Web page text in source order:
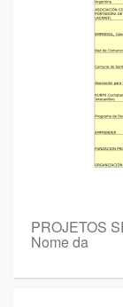
PROJETOS
Nome da